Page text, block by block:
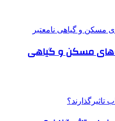
مسکن و گیاهی